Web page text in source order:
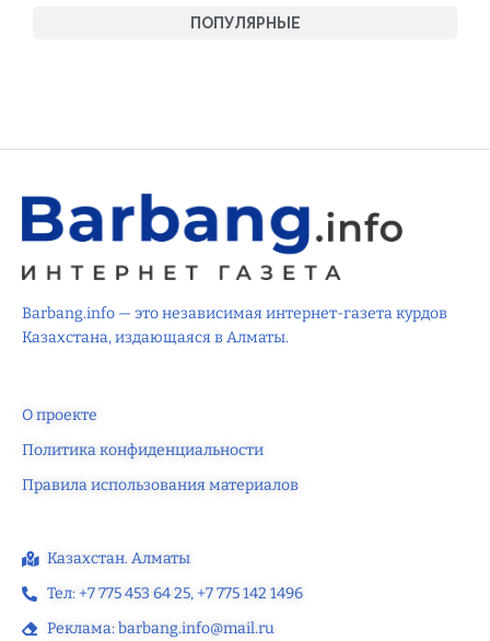
ПОПУЛЯРНЫЕ
Barbang.info — это независимая интернет-газета курдов
Казахстана, издающаяся в Алматы.
О проекте
Политика конфиденциальности
Правила использования материалов
Казахстан. Алматы
Тел: +7 775 453 64 25‬, +7 775 142 1496‬
Реклама: barbang.info@mail.ru